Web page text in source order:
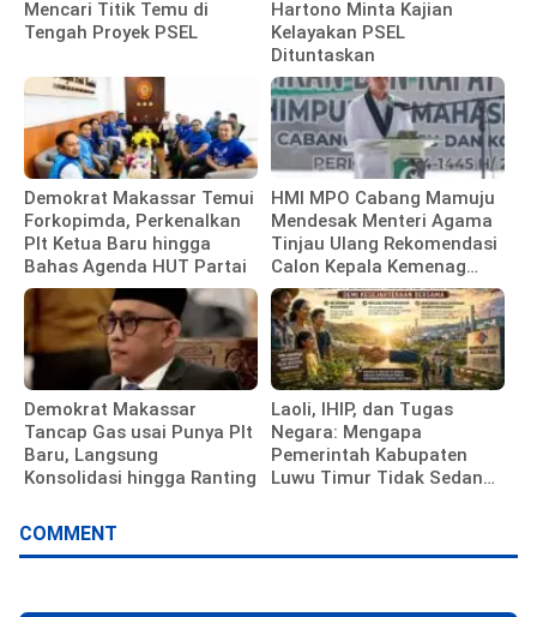
Mencari Titik Temu di
Tengah Proyek PSEL
Hartono Minta Kajian
Kelayakan PSEL
Dituntaskan
Demokrat Makassar Temui
Forkopimda, Perkenalkan
Plt Ketua Baru hingga
Bahas Agenda HUT Partai
HMI MPO Cabang Mamuju
Mendesak Menteri Agama
Tinjau Ulang Rekomendasi
Calon Kepala Kemenag
Polewali Mandar
Demokrat Makassar
Tancap Gas usai Punya Plt
Baru, Langsung
Konsolidasi hingga Ranting
Laoli, IHIP, dan Tugas
Negara: Mengapa
Pemerintah Kabupaten
Luwu Timur Tidak Sedang
COMMENT